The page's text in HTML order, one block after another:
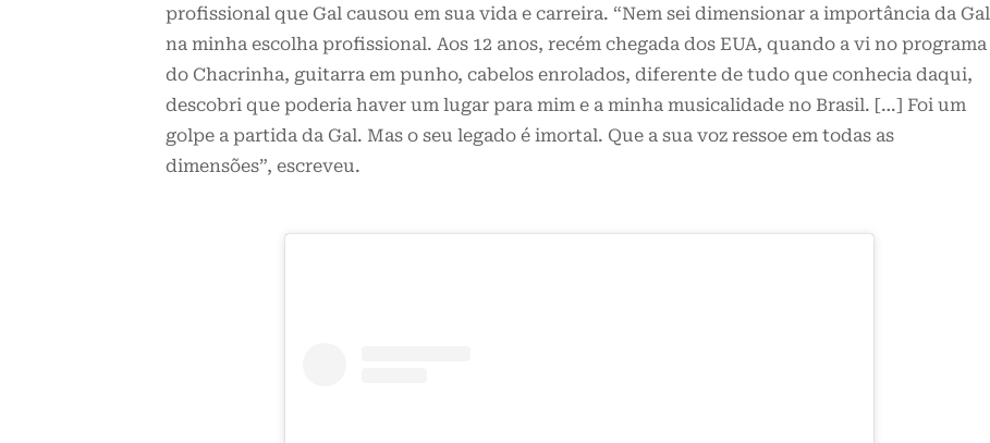
profissional que Gal causou em sua vida e carreira. “Nem sei dimensionar a importância da Gal
na minha escolha profissional. Aos 12 anos, recém chegada dos EUA, quando a vi no programa
do Chacrinha, guitarra em punho, cabelos enrolados, diferente de tudo que conhecia daqui,
descobri que poderia haver um lugar para mim e a minha musicalidade no Brasil. […] Foi um
golpe a partida da Gal. Mas o seu legado é imortal. Que a sua voz ressoe em todas as
dimensões”, escreveu.